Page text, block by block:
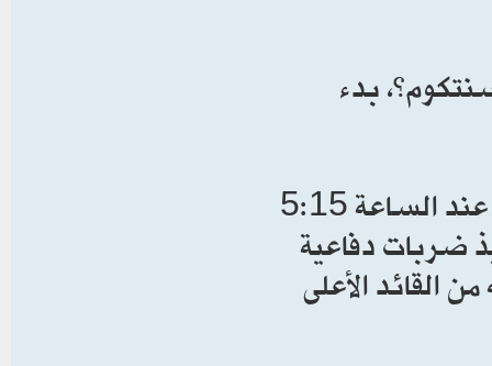
بدء
وقالت “سنتكوم” في بيان، إن قواتها “بدأت، اليوم عند الساعة 5:15
(21.15 تغ)، تنفيذ ضربات دفاعية
القائد الأعلى